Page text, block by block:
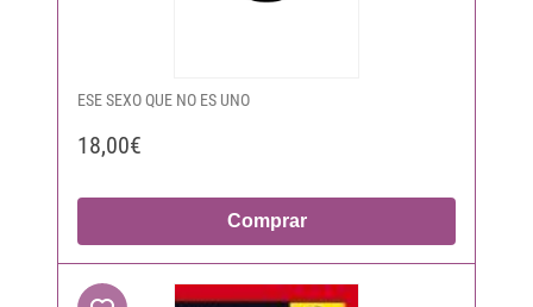
ESE SEXO QUE NO ES UNO
18,00€
Comprar